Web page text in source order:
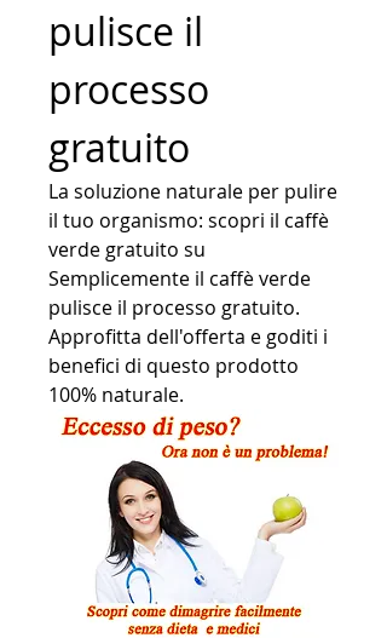
pulisce il
processo
gratuito
La soluzione naturale per pulire
il tuo organismo: scopri il caffè
verde gratuito su
Semplicemente il caffè verde
pulisce il processo gratuito.
Approfitta dell'offerta e goditi i
benefici di questo prodotto
100% naturale.